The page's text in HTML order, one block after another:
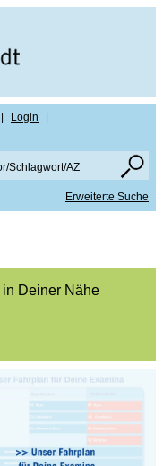
Login
Erweiterte Suche
Deiner Nähe